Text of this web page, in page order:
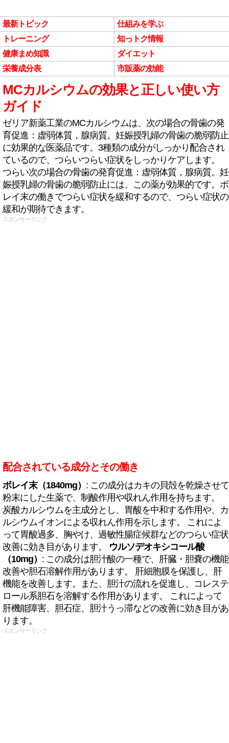
最新トピック
仕組みを学ぶ
トレーニング
知っトク情報
健康まめ知識
ダイエット
栄養成分表
市販薬の効能
MCカルシウムの効果と正しい使い方
ガイド
ゼリア新薬工業のMCカルシウムは、次の場合の骨歯の発
育促進：虚弱体質，腺病質。妊娠授乳婦の骨歯の脆弱防止
に効果的な医薬品です。3種類の成分がしっかり配合され
ているので、つらいつらい症状をしっかりケアします。
つらい次の場合の骨歯の発育促進：虚弱体質，腺病質。妊
娠授乳婦の骨歯の脆弱防止には、この薬が効果的です。ボ
レイ末の働きでつらい症状を緩和するので、つらい症状の
緩和が期待できます。
スポンサーリンク
配合されている成分とその働き
ボレイ末（1840mg） : この成分はカキの貝殻を乾燥させて
粉末にした生薬で、制酸作用や収れん作用を持ちます。
炭酸カルシウムを主成分とし、胃酸を中和する作用や、カ
ルシウムイオンによる収れん作用を示します。 これによ
って胃酸過多、胸やけ、過敏性腸症候群などのつらい症状
改善に効き目があります。 ウルソデオキシコール酸
（10mg） : この成分は胆汁酸の一種で、肝臓・胆嚢の機能
改善や胆石溶解作用があります。 肝細胞膜を保護し、肝
機能を改善します。また、胆汁の流れを促進し、コレステ
ロール系胆石を溶解する作用があります。 これによって
肝機能障害、胆石症、胆汁うっ滞などの改善に効き目があ
ります。
スポンサーリンク